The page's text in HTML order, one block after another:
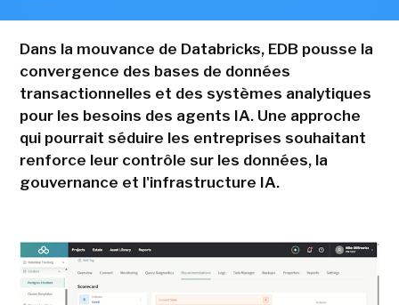
Dans la mouvance de Databricks, EDB pousse la
convergence des bases de données
transactionnelles et des systèmes analytiques
pour les besoins des agents IA. Une approche
qui pourrait séduire les entreprises souhaitant
renforce leur contrôle sur les données, la
gouvernance et l'infrastructure IA.